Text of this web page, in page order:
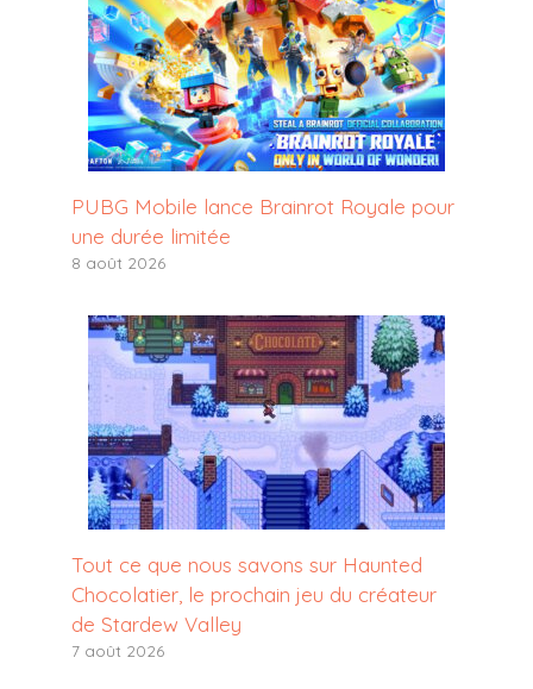
PUBG Mobile lance Brainrot Royale pour
une durée limitée
8 août 2026
Tout ce que nous savons sur Haunted
Chocolatier, le prochain jeu du créateur
de Stardew Valley
7 août 2026